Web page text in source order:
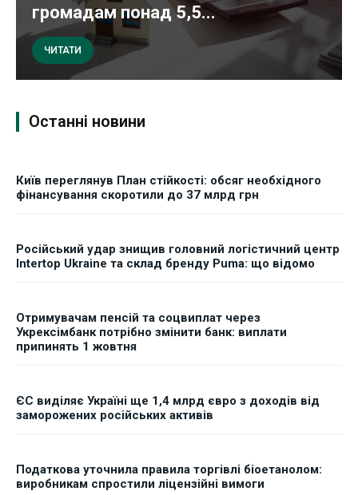
громадам понад 5,5...
ЧИТАТИ
Останні новини
Київ переглянув План стійкості: обсяг необхідного
фінансування скоротили до 37 млрд грн
Російський удар знищив головний логістичний центр
Intertop Ukraine та склад бренду Puma: що відомо
Отримувачам пенсій та соцвиплат через
Укрексімбанк потрібно змінити банк: виплати
припинять 1 жовтня
ЄС виділяє Україні ще 1,4 млрд євро з доходів від
заморожених російських активів
Податкова уточнила правила торгівлі біоетанолом:
виробникам спростили ліцензійні вимоги